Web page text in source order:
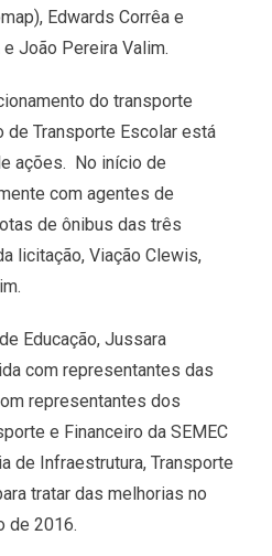
Edwards Corrêa e
João Pereira Valim.
do transporte
de Transporte Escolar está
ações. No início de
com agentes de
de ônibus das três
licitação, Viação Clewis,
Educação, Jussara
com representantes das
representantes dos
e Financeiro da SEMEC
de Infraestrutura, Transporte
tratar das melhorias no
de 2016.